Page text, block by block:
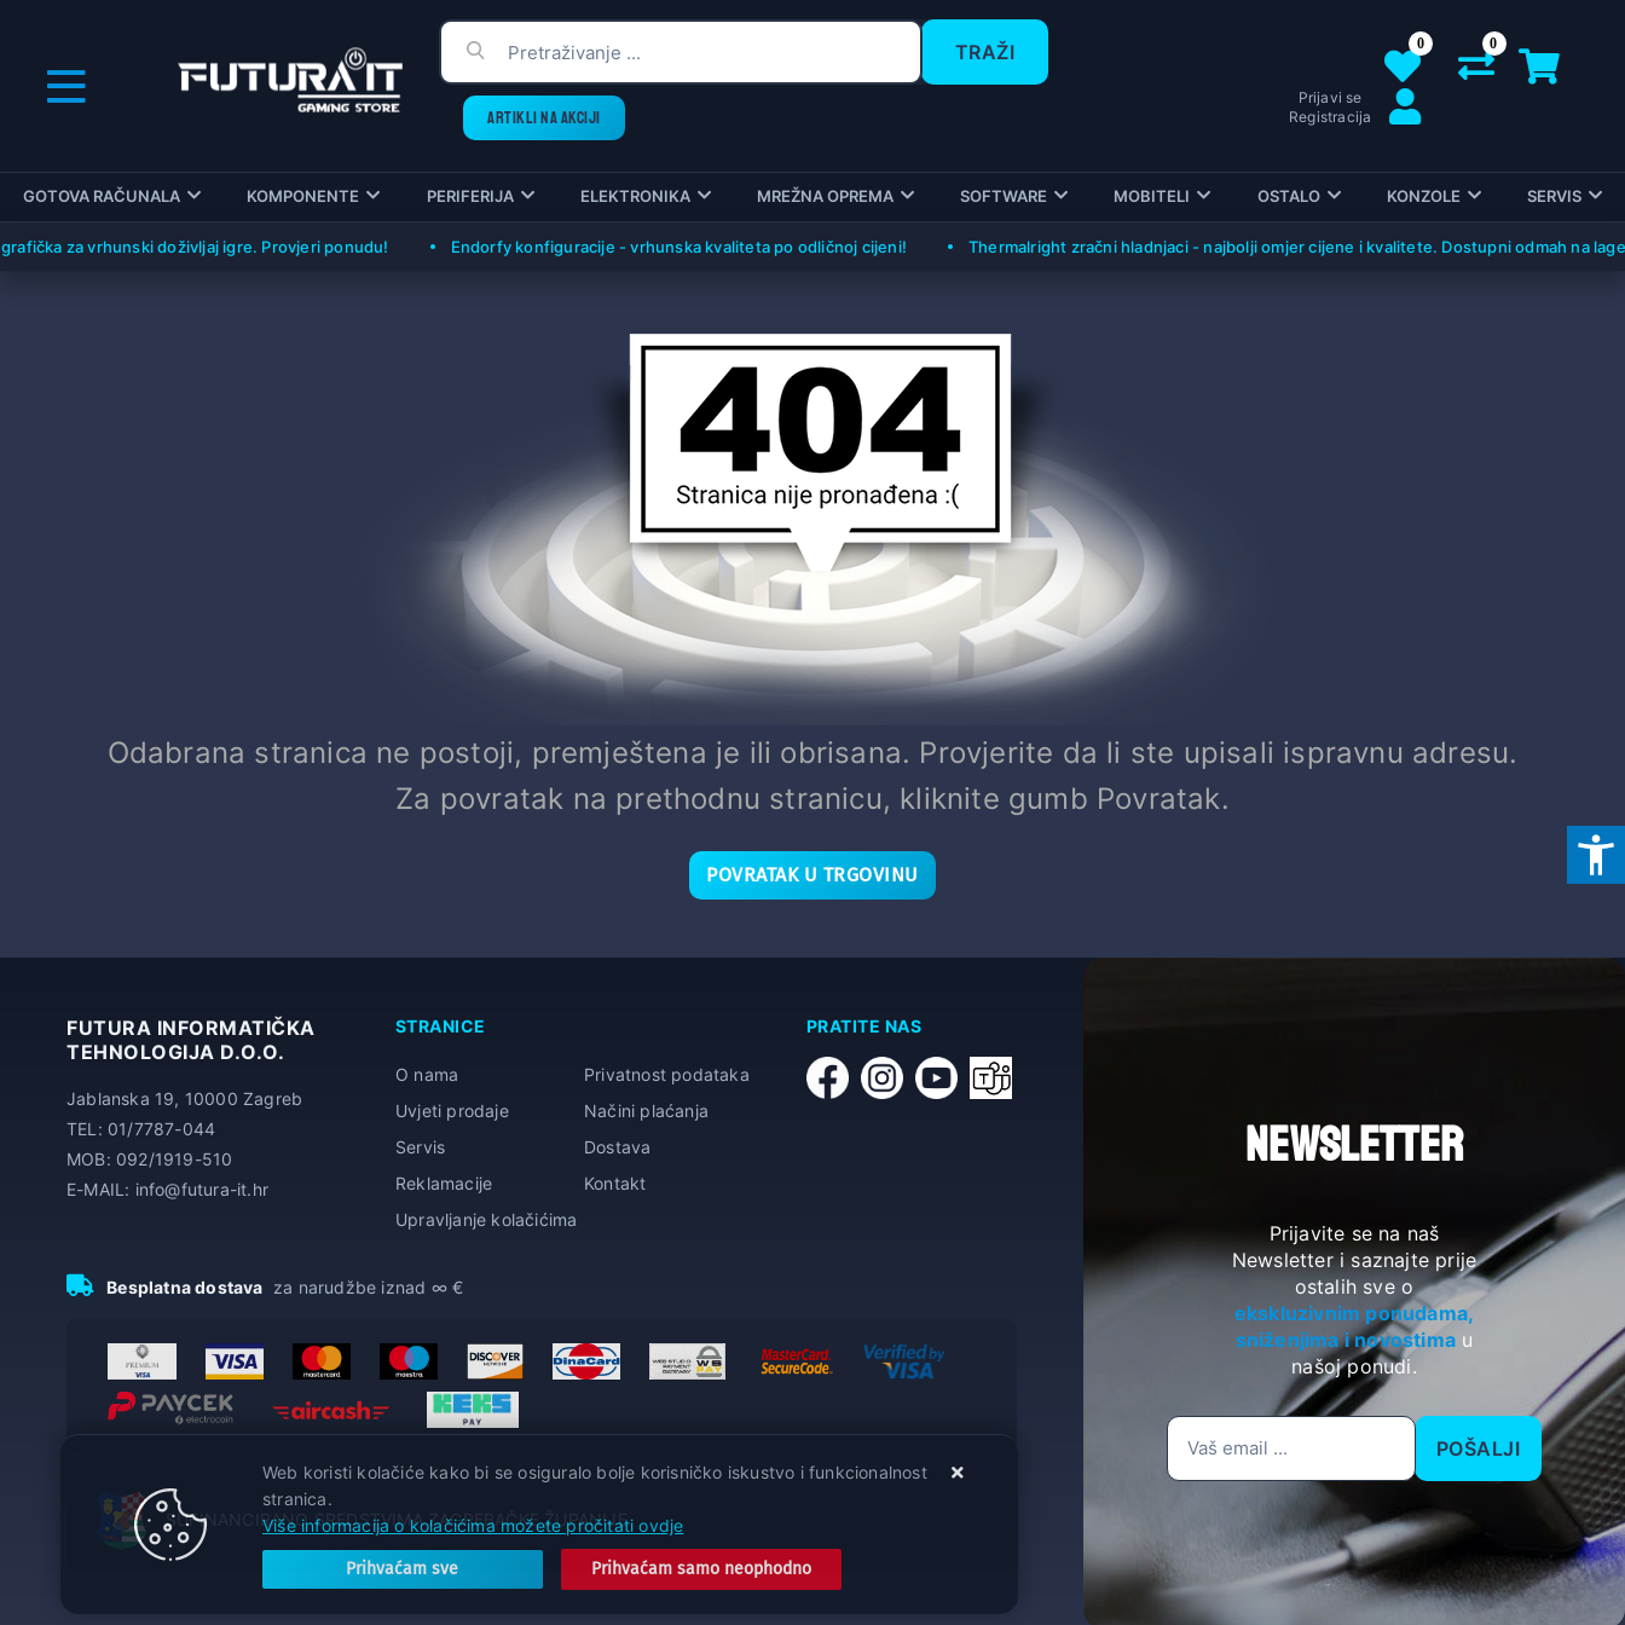
TRAŽI
ARTIKLI NA AKCIJI
0
0
Prijavi se
Registracija
GOTOVA RAČUNALA KOMPONENTE PERIFERIJA ELEKTRONIKA MREŽNA OPREMA SOFTWARE MOBITELI OSTALO KONZOLE SERVIS
za vrhunski doživljaj igre. Provjeri ponudu! Endorfy konfiguracije - vrhunska kvaliteta po odličnoj cijeni! Thermalright zračni hladnjaci - najbolji omjer cijene i kvalitete. Dostupni odmah na
Odabrana stranica ne postoji, premještena je ili obrisana. Provjerite da li ste upisali ispravnu adresu.
Za povratak na prethodnu stranicu, kliknite gumb Povratak.
POVRATAK U TRGOVINU
FUTURA INFORMATIČKA
TEHNOLOGIJA D.O.O.
Jablanska 19, 10000 Zagreb
TEL: 01/7787-044
MOB: 092/1919-510
E-MAIL: info@futura-it.hr
STRANICE
O nama
Privatnost podataka
Uvjeti prodaje
Načini plaćanja
Servis
Dostava
Reklamacije
Kontakt
Upravljanje kolačićima
PRATITE NAS
Besplatna dostava za narudžbe iznad ∞ €
SUFINANCIRANO SREDSTVIMA ZAGREBAČKE ŽUPANIJE
NEWSLETTER
Prijavite se na naš
Newsletter i saznajte prije
ostalih sve o
ekskluzivnim ponudama,
sniženjima i novostima u
našoj ponudi.
POŠALJI
Web koristi kolačiće kako bi se osiguralo bolje korisničko iskustvo i funkcionalnost
stranica.
Više informacija o kolačićima možete pročitati ovdje
Prihvaćam sve Prihvaćam samo neophodno